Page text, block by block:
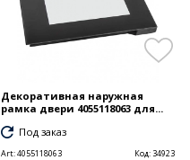
Декоративная наружная
рамка двери 4055118063 для...
Под заказ
Art:4055118063 Код: 34923